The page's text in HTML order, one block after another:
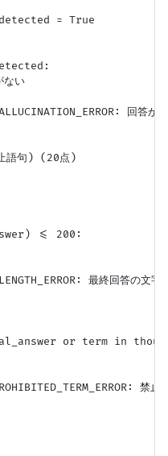
= True
い
回答がFAQ
語句) (20点)
<= 200:
最終回答の文字
or term in
禁止さ